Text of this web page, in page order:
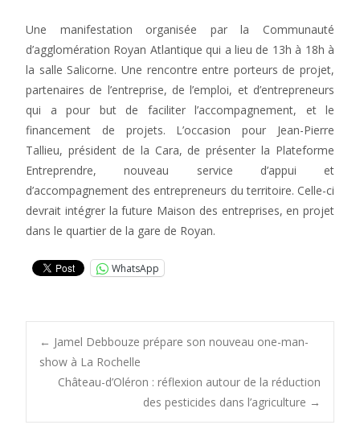
Une manifestation organisée par la Communauté
d’agglomération Royan Atlantique qui a lieu de 13h à 18h à
la salle Salicorne. Une rencontre entre porteurs de projet,
partenaires de l’entreprise, de l’emploi, et d’entrepreneurs
qui a pour but de faciliter l’accompagnement, et le
financement de projets. L’occasion pour Jean-Pierre
Tallieu, président de la Cara, de présenter la Plateforme
Entreprendre, nouveau service d’appui et
d’accompagnement des entrepreneurs du territoire. Celle-ci
devrait intégrer la future Maison des entreprises, en projet
dans le quartier de la gare de Royan.
WhatsApp
Post
navigation
← Jamel Debbouze prépare son nouveau one-man-
show à La Rochelle
Château-d’Oléron : réflexion autour de la réduction
des pesticides dans l’agriculture →